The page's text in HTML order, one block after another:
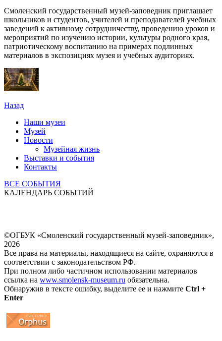
Смоленский государственный музей-заповедник приглашает
школьников и студентов, учителей и преподавателей учебных
заведений к активному сотрудничеству, проведению уроков и
мероприятий по изучению истории, культуры родного края,
патриотическому воспитанию на примерах подлинных
материалов в экспозициях музея и учебных аудиториях.
Назад
Наши музеи
Музей
Новости
Музейная жизнь
Выставки и события
Контакты
ВСЕ СОБЫТИЯ
КАЛЕНДАРЬ СОБЫТИЙ
©ОГБУК «Смоленский государственный музей-заповедник»,
2026
Все права на материалы, находящиеся на сайте, охраняются в
соответствии с законодательством РФ.
При полном либо частичном использовании материалов
ссылка на www.smolensk-museum.ru обязательна.
Обнаружив в тексте ошибку, выделите ее и нажмите Ctrl +
Enter